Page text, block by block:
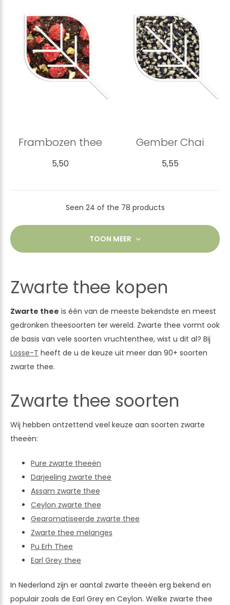
Frambozen thee
5,50
Gember Chai
5,55
Seen 24 of the 78 products
TOON MEER
Zwarte thee kopen
Zwarte thee is één van de meeste bekendste en meest
gedronken theesoorten ter wereld. Zwarte thee vormt ook
de basis van vele soorten vruchtenthee, wist u dit al? Bij
Losse-T heeft de u de keuze uit meer dan 90+ soorten
zwarte thee.
Zwarte thee soorten
Wij hebben ontzettend veel keuze aan soorten zwarte
theeën:
Pure zwarte theeën
Darjeeling zwarte thee
Assam zwarte thee
Ceylon zwarte thee
Gearomatiseerde zwarte thee
Zwarte thee melanges
Pu Erh Thee
Earl Grey thee
In Nederland zijn er aantal zwarte theeën erg bekend en
populair zoals de Earl Grey en Ceylon. Welke zwarte thee